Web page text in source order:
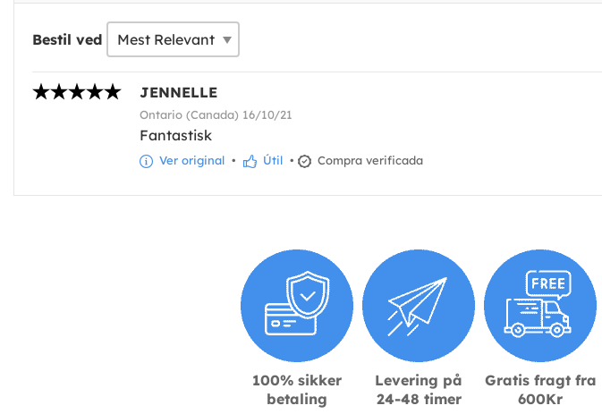
Bestil ved
JENNELLE
Ontario (Canada) 16/10/21
Fantastisk
Ver original • Útil • Compra verificada
100% sikker
betaling
Levering på
24-48 timer
Gratis fragt fra
600Kr